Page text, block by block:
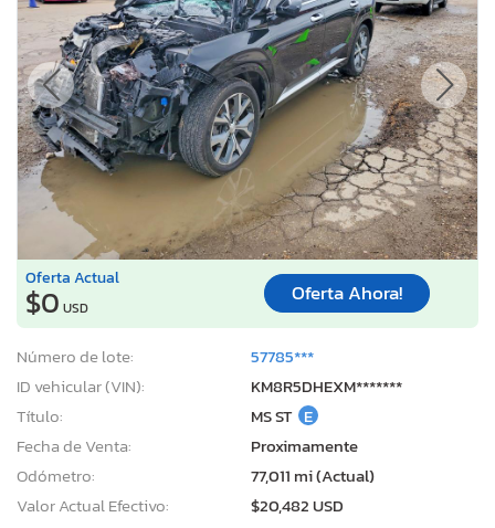
Oferta Actual
$0 USD
Oferta Ahora!
Número de lote:
57785***
ID vehicular (VIN):
KM8R5DHEXM*******
Título:
MS ST E
Fecha de Venta:
Proximamente
Odómetro:
77,011 mi (Actual)
Valor Actual Efectivo:
$20,482 USD